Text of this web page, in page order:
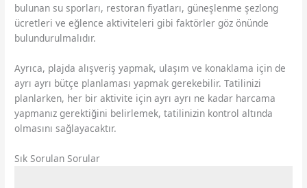
bulunan su sporları, restoran fiyatları, güneşlenme şezlong
ücretleri ve eğlence aktiviteleri gibi faktörler göz önünde
bulundurulmalıdır.
Ayrıca, plajda alışveriş yapmak, ulaşım ve konaklama için de
ayrı ayrı bütçe planlaması yapmak gerekebilir. Tatilinizi
planlarken, her bir aktivite için ayrı ayrı ne kadar harcama
yapmanız gerektiğini belirlemek, tatilinizin kontrol altında
olmasını sağlayacaktır.
Sık Sorulan Sorular